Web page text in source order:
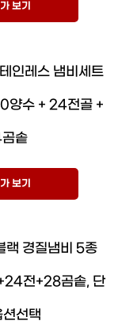
보기
인레스 냄비세트
양수 + 24전골 +
솥
보기
랙 경질냄비 5종
전+28곰솥, 단
션선택